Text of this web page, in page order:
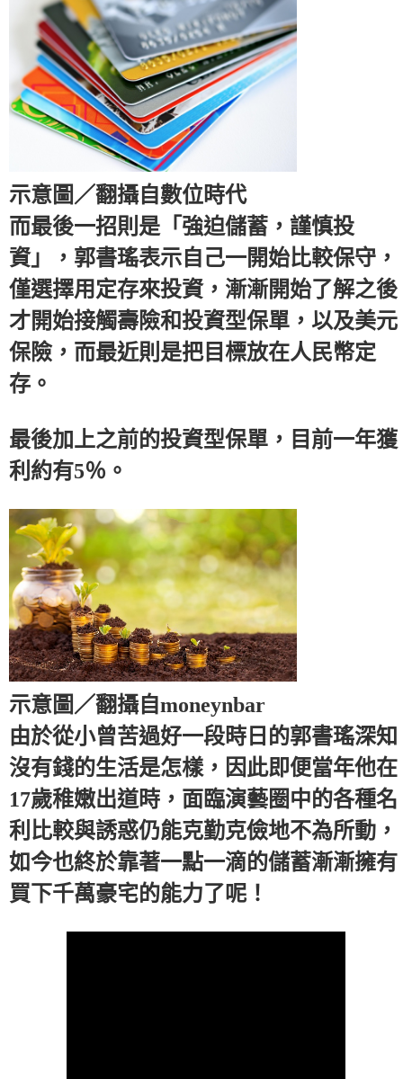
示意圖／翻攝自數位時代
而最後一招則是「強迫儲蓄，謹慎投
資」，郭書瑤表示自己一開始比較保守，
僅選擇用定存來投資，漸漸開始了解之後
才開始接觸壽險和投資型保單，以及美元
保險，而最近則是把目標放在人民幣定
存。
最後加上之前的投資型保單，目前一年獲
利約有5％。
示意圖／翻攝自moneynbar
由於從小曾苦過好一段時日的郭書瑤深知
沒有錢的生活是怎樣，因此即便當年他在
17歲稚嫩出道時，面臨演藝圈中的各種名
利比較與誘惑仍能克勤克儉地不為所動，
如今也終於靠著一點一滴的儲蓄漸漸擁有
買下千萬豪宅的能力了呢！